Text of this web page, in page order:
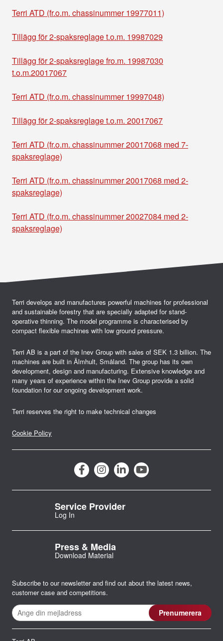
Terri ATD (fr.o.m. chassinummer 19977011)
Tillägg för 2-spaksreglage t.o.m. 19987029
Tillägg för 2-spaksreglage fro.m. 19987030
t.o.m.20017067
Terri ATD (fr.o.m. chassinummer 19997048)
Tillägg för 2-spaksreglage t.o.m. 20017067
Terri ATD (fr.o.m. chassinummer 20017068 med 7-
spaksreglage)
Terri ATD (fr.o.m. chassinummer 20017068 med 2-
spaksreglage)
Terri ATD (fr.o.m. chassinummer 20027084 med 2-
spaksreglage)
Terri develops and manufactures powerful machines for professional
and sustainable forestry that are specially adapted for stand-
operative thinning. The model programme is characterised by
compact flexible machines with low ground pressure.
Terri AB is a part of the Inev Group with sales of SEK 1.3 billion. The
machines are built in Älmhult, Småland. The group has its own
development, design and manufacturing. Extensive knowledge and
many years of experience within the Inev Group provide a solid
foundation for our ongoing development work.
Terri reserves the right to make technical changes
Cookie Policy
Service Provider
Log In
Press & Media
Download Material
Subscribe to our newsletter and find out about the latest news,
customer case and competitions.